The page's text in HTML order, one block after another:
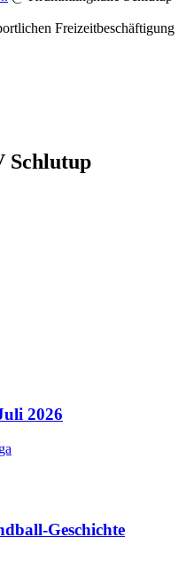
Freizeitbeschäftigung
Schlutup
2026
Geschichte